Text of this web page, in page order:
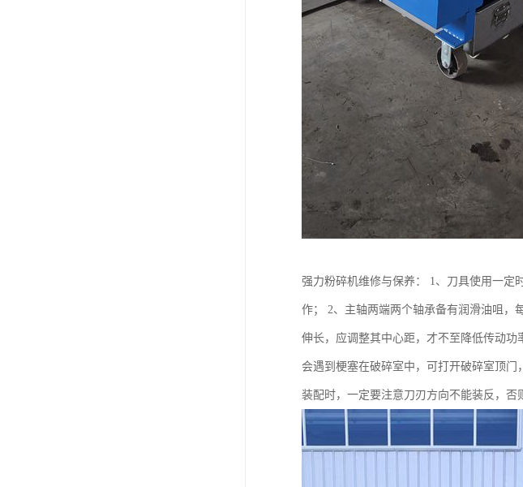
强力粉碎机维修与保养： 1、刀具使用一定
作； 2、主轴两端两个轴承备有润滑油咀，
伸长，应调整其中心距，才不至降低传动
会遇到梗塞在破碎室中，可打开破碎室顶
装配时，一定要注意刀刃方向不能装反，否